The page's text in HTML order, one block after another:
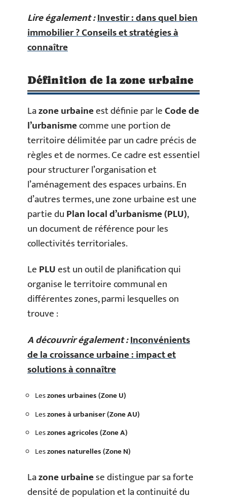
Lire également :Investir : dans quel bien
immobilier ? Conseils et stratégies à
connaître
Définition de la zone urbaine
Lazone urbaineest définie par leCode de
l’urbanismecomme une portion de
territoire délimitée par un cadre précis de
règles et de normes. Ce cadre est essentiel
pour structurer l’organisation et
l’aménagement des espaces urbains. En
d’autres termes, une zone urbaine est une
partie duPlan local d’urbanisme (PLU),
un document de référence pour les
collectivités territoriales.
LePLUest un outil de planification qui
organise le territoire communal en
différentes zones, parmi lesquelles on
trouve :
A découvrir également :Inconvénients
de la croissance urbaine : impact et
solutions à connaître
Leszones urbaines (Zone U)
Leszones à urbaniser (Zone AU)
Leszones agricoles (Zone A)
Leszones naturelles (Zone N)
Lazone urbainese distingue par sa forte
densité de population et la continuité du